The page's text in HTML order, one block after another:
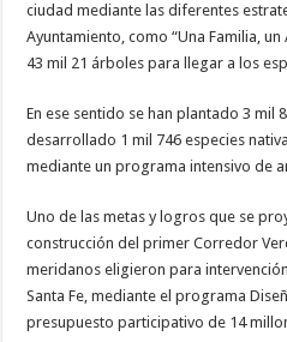
ciudad mediante las diferentes
Ayuntamiento, como “Una Familia,
43 mil 21 árboles para llegar a los
En ese sentido se han plantado 3 mil
desarrollado 1 mil 746 especies
mediante un programa intensivo de
Uno de las metas y logros que se
construcción del primer Corredor
meridanos eligieron para
Santa Fe, mediante el programa
presupuesto participativo de 14